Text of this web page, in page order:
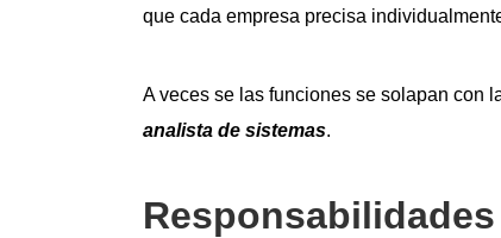
que cada empresa precisa
A veces se las funciones se solapan con
analista de sistemas.